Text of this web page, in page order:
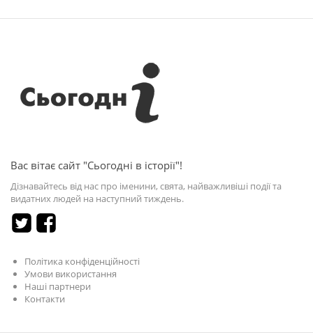
Вас вітає сайт "Сьогодні в історії"!
Дізнавайтесь від нас про іменини, свята, найважливіші події та
видатних людей на наступний тиждень.
Політика конфіденційності
Умови використання
Наші партнери
Контакти